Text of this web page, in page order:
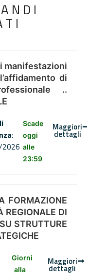
manifestazioni
di
..
:
Scade
oggi
alle
23:59
Maggiori
dettagli
FORMAZIONE
REGIONALE DI
STRUTTURE
Giorni
alla
Maggiori
dettagli